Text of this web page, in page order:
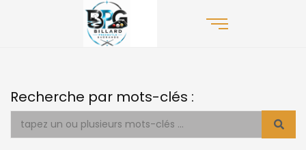
Recherche par mots-clés :